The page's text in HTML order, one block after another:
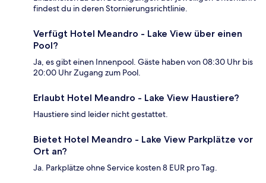
findest du in deren Stornierungsrichtlinie.
Verfügt Hotel Meandro - Lake View über einen
Pool?
Ja, es gibt einen Innenpool. Gäste haben von 08:30 Uhr bis
20:00 Uhr Zugang zum Pool.
Erlaubt Hotel Meandro - Lake View Haustiere?
Haustiere sind leider nicht gestattet.
Bietet Hotel Meandro - Lake View Parkplätze vor
Ort an?
Ja. Parkplätze ohne Service kosten 8 EUR pro Tag.